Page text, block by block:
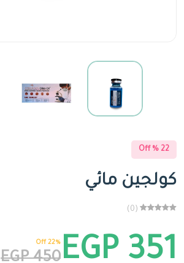
22 % Off
كولجين مائي
(0)
EGP 351
22% Off
EGP 450